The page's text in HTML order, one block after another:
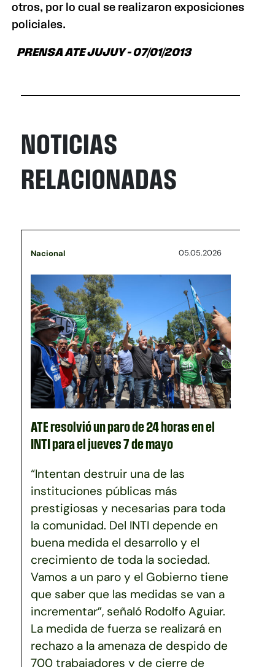
otros, por lo cual se realizaron exposiciones
policiales.
PRENSA ATE JUJUY – 07/01/2013
NOTICIAS
RELACIONADAS
Nacional 05.05.2026
ATE resolvió un paro de 24 horas en el
INTI para el jueves 7 de mayo
“Intentan destruir una de las
instituciones públicas más
prestigiosas y necesarias para toda
la comunidad. Del INTI depende en
buena medida el desarrollo y el
crecimiento de toda la sociedad.
Vamos a un paro y el Gobierno tiene
que saber que las medidas se van a
incrementar”, señaló Rodolfo Aguiar.
La medida de fuerza se realizará en
rechazo a la amenaza de despido de
700 trabajadores y de cierre de